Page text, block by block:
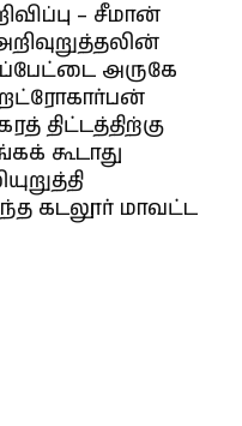
– சீமான்
அருகே
திட்டத்திற்கு
கூடாது
கடலூர் மாவட்ட